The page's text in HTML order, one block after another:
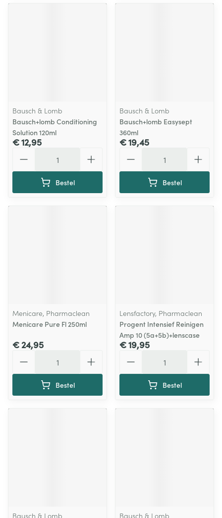
Bausch & Lomb
Bausch+lomb Conditioning
Solution 120ml
€ 12,95
Bestel
Bausch & Lomb
Bausch+lomb Easysept
360ml
€ 19,45
Bestel
Menicare, Pharmaclean
Menicare Pure Fl 250ml
€ 24,95
Bestel
Lensfactory, Pharmaclean
Progent Intensief Reinigen
Amp 10 (5a+5b)+lenscase
€ 19,95
Bestel
Bausch & Lomb Bausch & Lomb